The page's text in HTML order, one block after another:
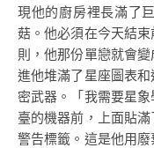
現他的廚房裡長滿了
菇。他必須在今天結
則，他那份單戀就會
進他堆滿了星座圖表
密武器。「我需要星
臺的機器前，上面貼
警告標籤。這是他用